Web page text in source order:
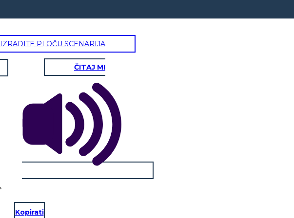
IZRADITE PLOČU SCENARIJA
ČITAJ MI
Kopirati